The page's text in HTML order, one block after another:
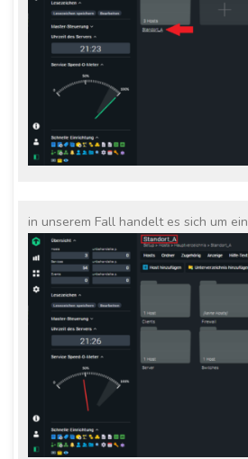
in unserem Fall handelt es sich um ein